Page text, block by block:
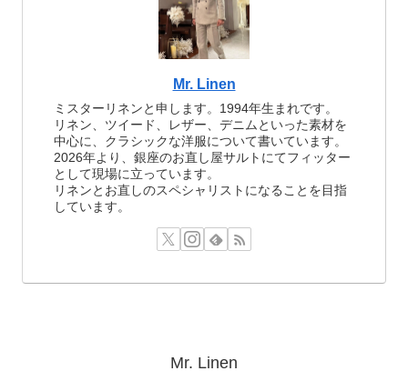
Mr. Linen
ミスターリネンと申します。1994年生まれです。
リネン、ツイード、レザー、デニムといった素材を
中心に、クラシックな洋服について書いています。
2026年より、銀座のお直し屋サルトにてフィッター
として現場に立っています。
リネンとお直しのスペシャリストになることを目指
しています。
Mr. Linen